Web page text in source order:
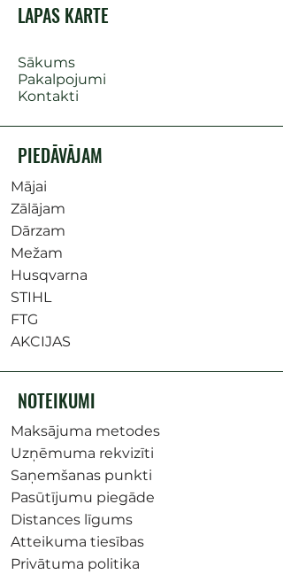
LAPAS KARTE
Sākums
Pakalpojumi
Kontakti
PIEDĀVĀJAM
Mājai
Zālājam
Dārzam
Mežam
Husqvarna
STIHL
FTG
AKCIJAS
NOTEIKUMI
Maksājuma metodes
Uzņēmuma rekvizīti
Saņemšanas punkti
Pasūtījumu piegāde
Distances līgums
Atteikuma tiesības
Privātuma politika